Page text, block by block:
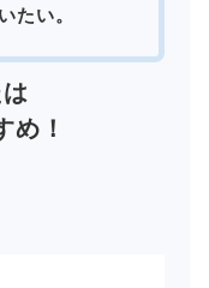
たい。
め！